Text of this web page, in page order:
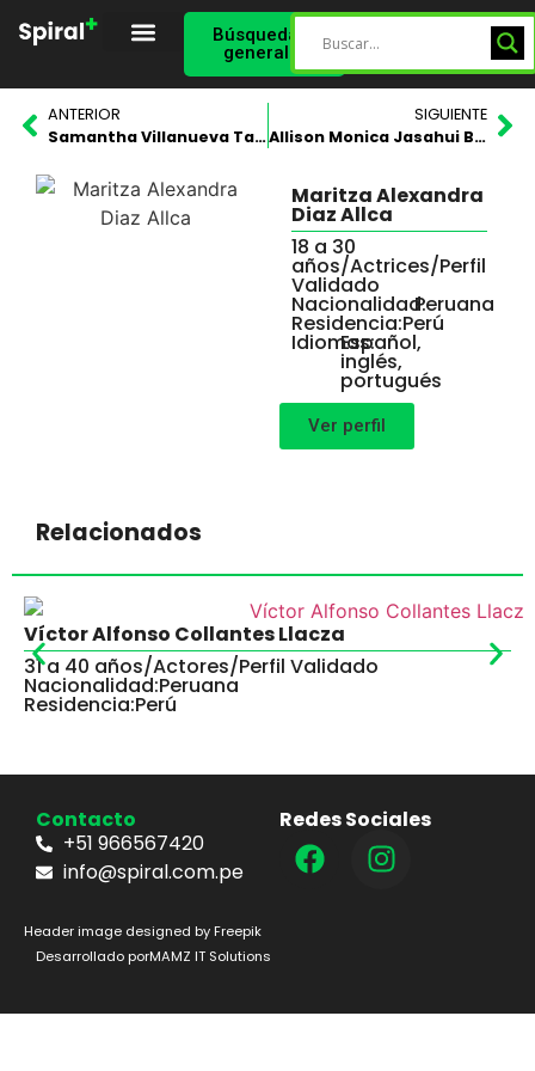
Búsqueda
general
ANTERIOR
Samantha Villanueva Takehara
SIGUIENTE
Allison Monica Jasahui Benavides
Maritza Alexandra
Diaz Allca
18 a 30
años/Actrices/Perfil
Validado
Nacionalidad:Peruana
Residencia:Perú
Idiomas:Español,
inglés,
portugués
Ver perfil
Relacionados
Víctor Alfonso Collantes Llacza
31 a 40 años/Actores/Perfil Validado
Nacionalidad:Peruana
Residencia:Perú
Contacto
+51 966567420
info@spiral.com.pe
Redes Sociales
Header image designed by Freepik
Desarrollado porMAMZ IT Solutions